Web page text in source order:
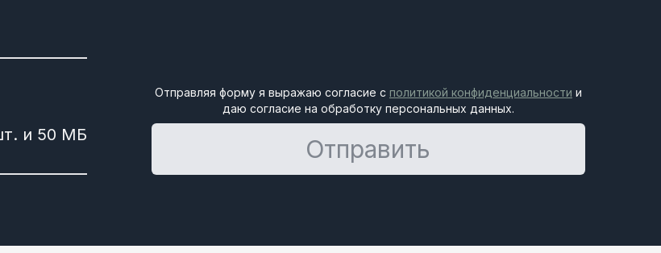
Отправляя форму я выражаю согласие с политикой конфиденциальности и
даю согласие на обработку персональных данных.
Отправить